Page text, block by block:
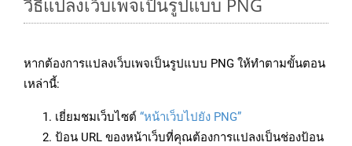
วิธีแปลงเว็บเพจเป็นรูปแบบ PNG
หากต้องการแปลงเว็บเพจเป็นรูปแบบ PNG ให้ทำตามขั้นตอน
เหล่านี้:
เยี่ยมชมเว็บไซต์ “หน้าเว็บไปยัง PNG”
ป้อน URL ของหน้าเว็บที่คุณต้องการแปลงเป็นช่องป้อน